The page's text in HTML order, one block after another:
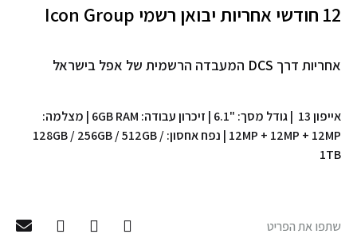
12 חודשי אחריות יבואן רשמי
Icon Group
אחריות דרך DCS המעבדה הרשמית של אפל בישראל
אייפון 13 | גודל מסך: "6.1 | זיכרון עבודה: 6GB RAM | מצלמה:
12MP + 12MP + 12MP | נפח אחסון: 128GB / 256GB / 512GB /
1TB
שתפו את הפריט